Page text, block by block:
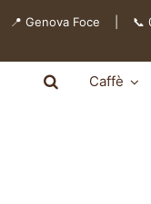
📍 Genova Foce |
Caffè